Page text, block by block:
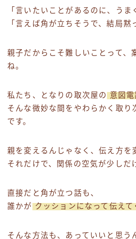
「言いたいことがあるのに、うま
「言えば角が立ちそうで、結局黙
親子だからこそ難しいことって、
ね。
私たち、となりの取次屋の 意図電
そんな微妙な間をやわらかく取り
です。
親を変えるんじゃなく、伝え方を
それだけで、関係の空気が少しだ
直接だと角が立つ話も、
誰かが クッションになって伝え
そんな方法も、あっていいと思う